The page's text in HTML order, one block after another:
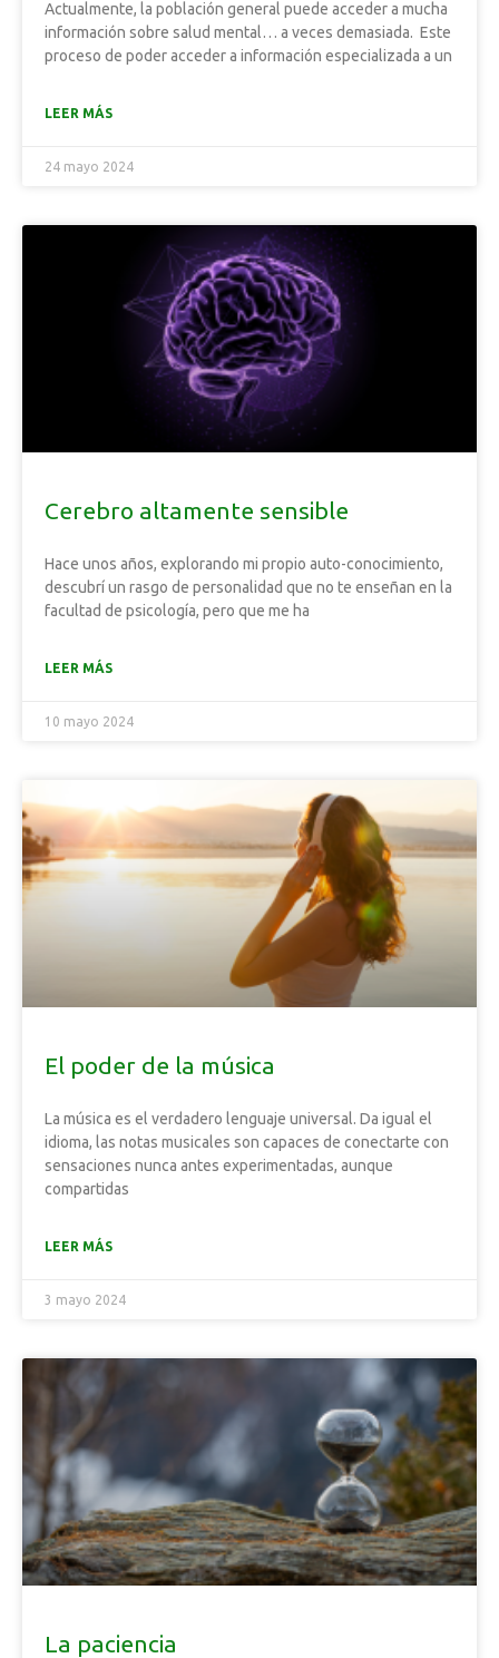
Actualmente, la población general puede acceder a mucha
información sobre salud mental… a veces demasiada. Este
proceso de poder acceder a información especializada a un
LEER MÁS
24 mayo 2024
Cerebro altamente sensible
Hace unos años, explorando mi propio auto-conocimiento,
descubrí un rasgo de personalidad que no te enseñan en la
facultad de psicología, pero que me ha
LEER MÁS
10 mayo 2024
El poder de la música
La música es el verdadero lenguaje universal. Da igual el
idioma, las notas musicales son capaces de conectarte con
sensaciones nunca antes experimentadas, aunque
compartidas
LEER MÁS
3 mayo 2024
La paciencia